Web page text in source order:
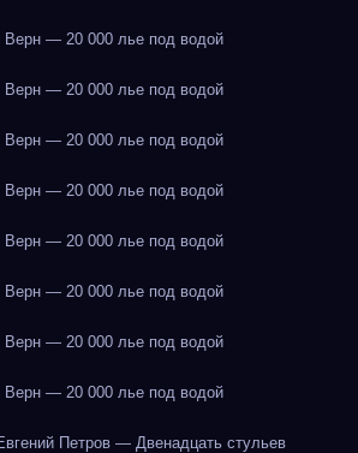
— 20 000 лье под водой
— 20 000 лье под водой
— 20 000 лье под водой
— 20 000 лье под водой
— 20 000 лье под водой
— 20 000 лье под водой
— 20 000 лье под водой
— 20 000 лье под водой
Петров — Двенадцать стульев